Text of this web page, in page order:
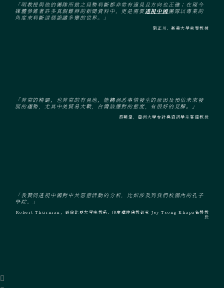
「明教授與他的團隊所做之局勢判斷都非常有遠見且方向也正確；在現今
媒體參雜著許多真假難辨的新聞資料中，更是需要透視中國團隊以專業的
角度來判斷這個詭譎多變的世界。」
劉正川, 嘉義大學榮譽教授
「非常的精闢，也非常的有見地，能夠洞悉事情發生的原因及預估未來發
展的趨勢，尤其中美貿易大戰，台灣該應對的態度，有很好的見解。」
游朝堂，亞洲大學會計與資訊學系客座教授
「我贊同透視中國對中共惡意活動的分析，比如涉及到我們校園內的孔子
學院。」
Robert Thurman，哥倫比亞大學宗教系, 印度藏傳佛教研究 Jey Tsong Khapa名譽教
授